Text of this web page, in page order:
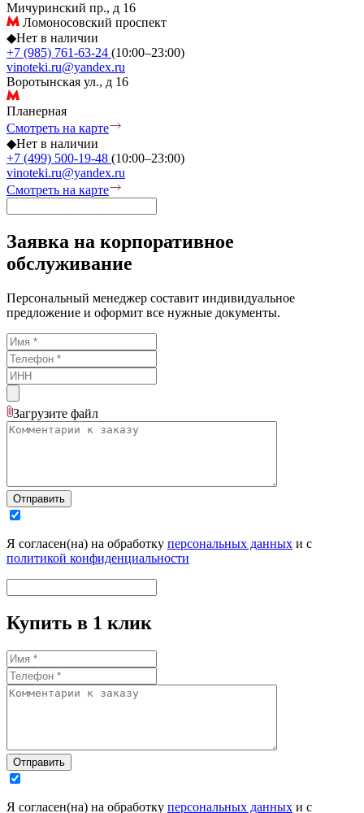
Мичуринский пр., д 16
Ломоносовский проспект
◆Нет в наличии
+7 (985) 761-63-24 (10:00–23:00)
vinoteki.ru@yandex.ru
Воротынская ул., д 16
Планерная
Смотреть на карте
◆Нет в наличии
+7 (499) 500-19-48 (10:00–23:00)
vinoteki.ru@yandex.ru
Смотреть на карте
Заявка на корпоративное
обслуживание
Персональный менеджер составит индивидуальное
предложение и оформит все нужные документы.
Загрузите файл
Отправить
Я согласен(на) на обработку персональных данных и с
политикой конфиденциальности
Купить в 1 клик
Отправить
Я согласен(на) на обработку персональных данных и с